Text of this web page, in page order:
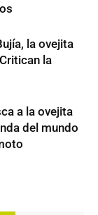
la ovejita
la
a la ovejita
del mundo